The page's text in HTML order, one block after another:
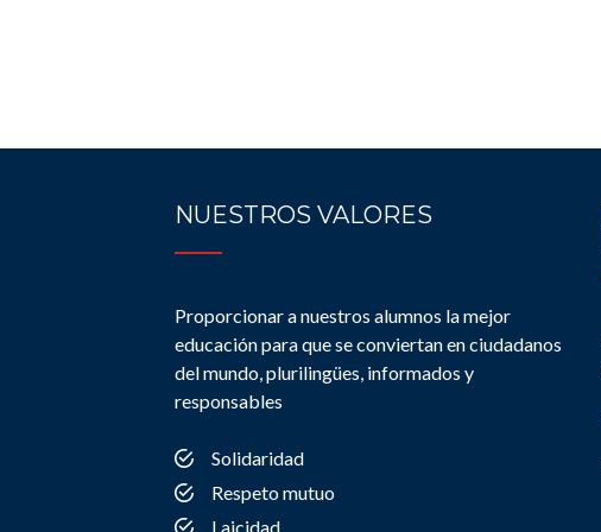
NUESTROS VALORES
Proporcionar a nuestros alumnos la mejor
educación para que se conviertan en ciudadanos
del mundo, plurilingües, informados y
responsables
Solidaridad
Respeto mutuo
Laicidad